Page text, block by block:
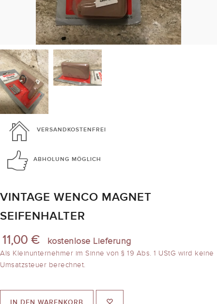
VERSANDKOSTENFREI
ABHOLUNG MÖGLICH
VINTAGE WENCO MAGNET
SEIFENHALTER
11,00 € kostenlose Lieferung
Als Kleinunternehmer im Sinne von § 19 Abs. 1 UStG wird keine
Umsatzsteuer berechnet.